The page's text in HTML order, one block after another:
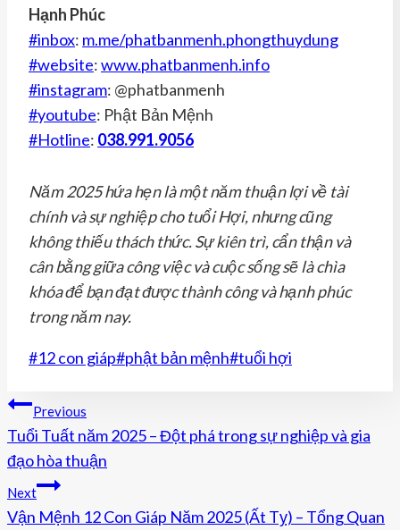
Hạnh Phúc
#inbox: m.me/phatbanmenh.phongthuydung
#website:www.phatbanmenh.info
#instagram: @phatbanmenh
#youtube: Phật Bản Mệnh
#Hotline: 038.991.9056
Năm 2025 hứa hẹn là một năm thuận lợi về tài
chính và sự nghiệp cho tuổi Hợi, nhưng cũng
không thiếu thách thức. Sự kiên trì, cẩn thận và
cân bằng giữa công việc và cuộc sống sẽ là chìa
khóa để bạn đạt được thành công và hạnh phúc
trong năm nay.
Post
#12 con giáp#phật bản mệnh#tuổi hợi
Điều
Hướng
Bài
Viết
Previous
Tuổi Tuất năm 2025 – Đột phá trong sự nghiệp và gia
đạo hòa thuận
Next
Vận Mệnh 12 Con Giáp Năm 2025 (Ất Tỵ) – Tổng Quan